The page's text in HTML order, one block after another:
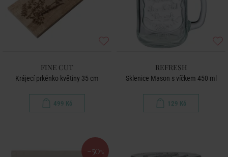
FINE CUT
Krájecí prkénko květiny 35 cm
499 Kč
REFRESH
Sklenice Mason s víčkem 450 ml
129 Kč
-50%